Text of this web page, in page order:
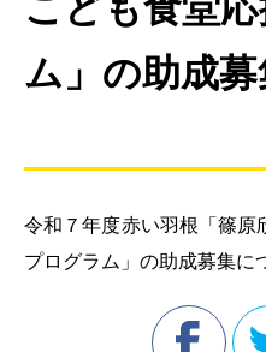
ム」の助成
令和７年度赤い羽根「篠
プログラム」の助成募集に